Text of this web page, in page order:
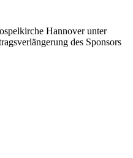
Hannover unter
des Sponsors